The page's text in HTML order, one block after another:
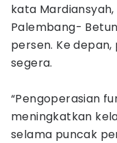
kata
Palembang-
persen. Ke
segera.
“Pengoperasian
meningkatkan
selama puncak